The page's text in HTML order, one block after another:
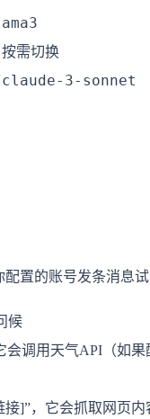
需切换
3-sonnet
配置的账号发条消息
候
会调用天气API（如
]”，它会抓取网页